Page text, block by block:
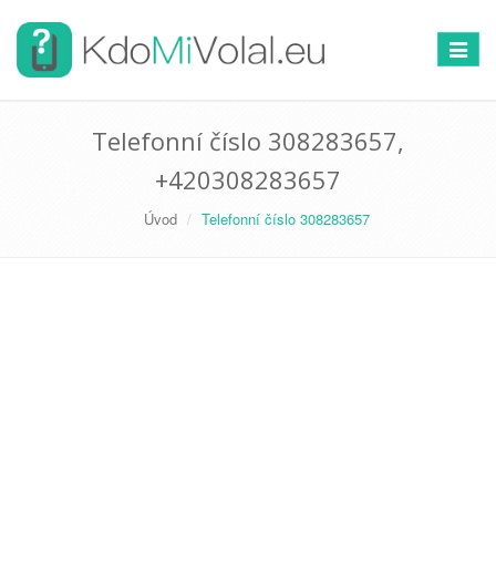
Telefonní číslo 308283657,
+420308283657
Úvod Telefonní číslo 308283657